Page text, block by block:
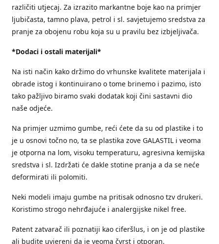
različiti utjecaj. Za izrazito markantne boje kao na primjer
ljubičasta, tamno plava, petrol i sl. savjetujemo sredstva za
pranje za obojenu robu koja su u pravilu bez izbjeljivača.
*Dodaci i ostali materijali*
Na isti način kako držimo do vrhunske kvalitete materijala i
obrade istog i kontinuirano o tome brinemo i pazimo, isto
tako pažljivo biramo svaki dodatak koji čini sastavni dio
naše odjeće.
Na primjer uzmimo gumbe, reći ćete da su od plastike i to
je u osnovi točno no, ta se plastika zove GALASTIL i veoma
je otporna na lom, visoku temperaturu, agresivna kemijska
sredstva i sl. Izdržati će dakle stotine pranja a da se neće
deformirati ili polomiti.
Neki modeli imaju gumbe na pritisak odnosno tzv drukeri.
Koristimo strogo nehrđajuće i analergijske nikel free.
Patent zatvarač ili poznatiji kao ciferšlus, i on je od plastike
ali budite uvjereni da je veoma čvrst i otporan.